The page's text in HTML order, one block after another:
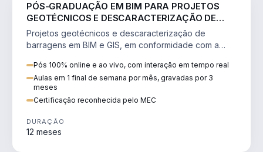
PÓS-GRADUAÇÃO EM BIM PARA PROJETOS
GEOTÉCNICOS E DESCARACTERIZAÇÃO DE
BARRAGENS
Projetos geotécnicos e descaracterização de
barragens em BIM e GIS, em conformidade com a
Pós 100% online e ao vivo, com interação em tempo real
Aulas em 1 final de semana por mês, gravadas por 3
meses
Certificação reconhecida pelo MEC
DURAÇÃO
12 meses